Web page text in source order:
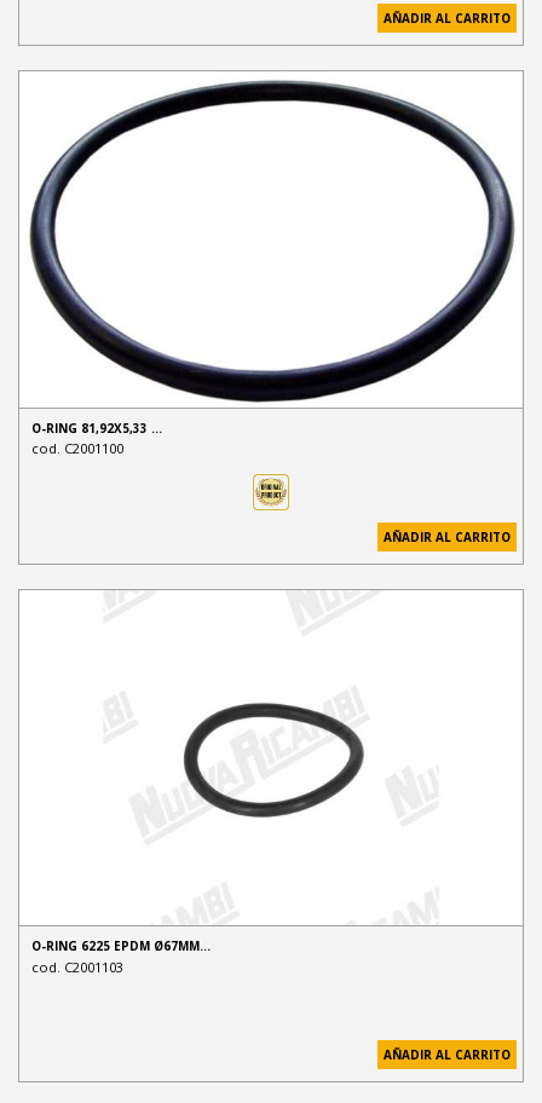
AÑADIR AL CARRITO
O-RING 81,92X5,33 …
cod. C2001100
AÑADIR AL CARRITO
O-RING 6225 EPDM Ø67MM…
cod. C2001103
AÑADIR AL CARRITO